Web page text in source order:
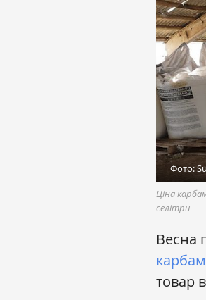
Фото:
Ціна
селітри
Весна
товар